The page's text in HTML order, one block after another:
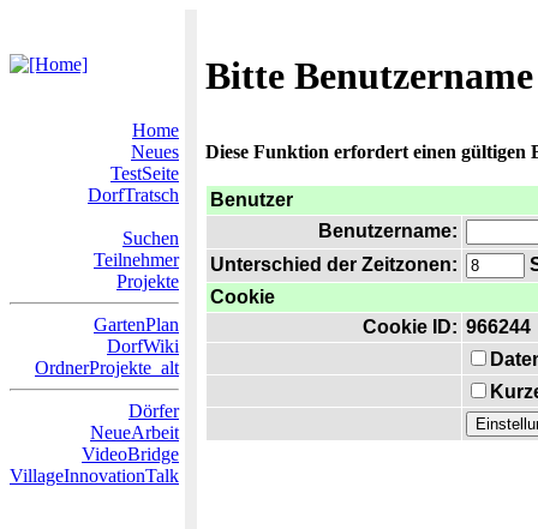
Bitte
Home
Neues
TestSeite
DorfTratsch
Suchen
Teilnehmer
Projekte
GartenPlan
DorfWiki
OrdnerProjekte_alt
Dörfer
NeueArbeit
VideoBridge
VillageInnovationTalk
Diese Funktion erfordert einen gültigen
Benutzer
Benutzername:
Unterschied der Zeitzonen:
Cookie
Cookie ID: 966244